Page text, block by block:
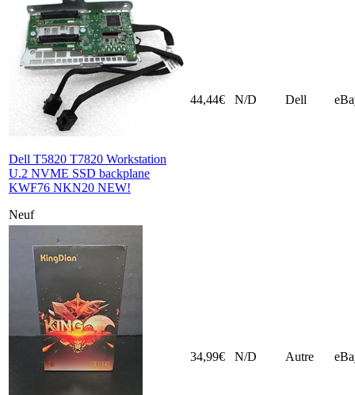
Dell T5820 T7820 Workstation
U.2 NVME SSD backplane
KWF76 NKN20 NEW!
Neuf
44,44€ N/D Dell
34,99€ N/D Autre